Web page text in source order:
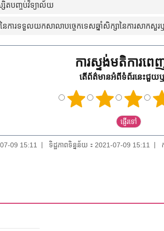
តបញ្ចប់វិទ្យាល័យ
នៃការទទួលយកសាលាបច្ចេកទេសឆ្នាំសិក្សានៃការសាកសួរ
ការស្ទង់មតិការពេ
តើព័ត៌មានអំពីទំព័រនេះជួយ
09 15:11 ទិដ្ឋភាពទិន្នន័យ：2021-07-09 15:11